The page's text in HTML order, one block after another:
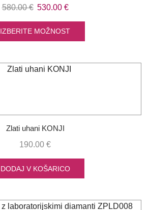
580.00€ Izvirna
je
bila:
530.00 €Trenutna
je:
530.00 €.
IZBERITE MOŽNOST
Zlati uhani KONJI
190.00 €
DODAJ V KOŠARICO